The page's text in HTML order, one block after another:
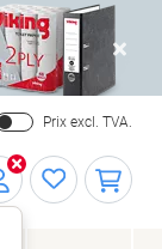
Close
Prix excl. TVA.